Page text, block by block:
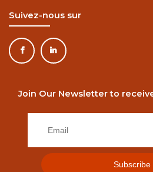
Suivez-nous sur
Join Our Newsletter to